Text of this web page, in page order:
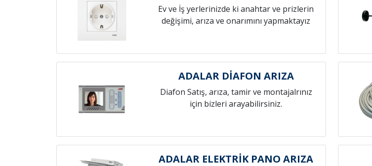
Ev ve İş yerlerinizde ki anahtar ve prizlerin
değişimi, arıza ve onarımını yapmaktayız
ADALAR DİAFON ARIZA
Diafon Satış, arıza, tamir ve montajalrınız
için bizleri arayabilirsiniz.
ADALAR ELEKTRİK PANO ARIZA